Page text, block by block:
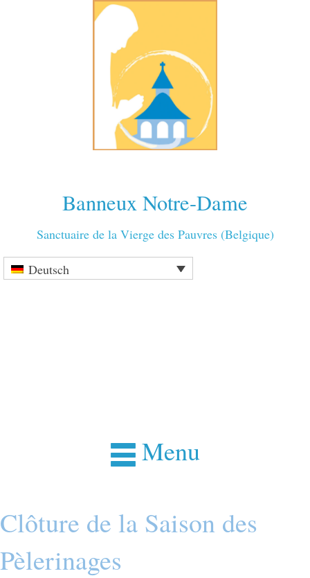
Banneux Notre-Dame
Sanctuaire de la Vierge des Pauvres (Belgique)
Deutsch
Menu
Clôture de la Saison des
Pèlerinages